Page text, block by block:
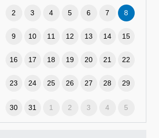
2 3 4 5 6 7 8
9 10 11 12 13 14 15
16 17 18 19 20 21 22
23 24 25 26 27 28 29
30 31 1 2 3 4 5